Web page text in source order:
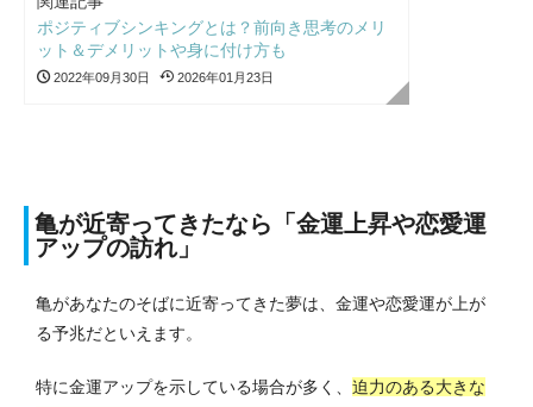
ポジティブシンキングとは？前向き思考のメリ
ット＆デメリットや身に付け方も
2022年09月30日 2026年01月23日
亀が近寄ってきたなら「金運上昇や恋愛運
アップの訪れ」
亀があなたのそばに近寄ってきた夢は、金運や恋愛運が上が
る予兆だといえます。
特に金運アップを示している場合が多く、 迫力のある大きな